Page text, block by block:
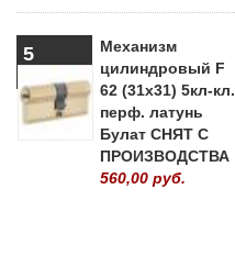
5
Механизм
цилиндровый F
62 (31х31) 5кл-кл.
перф. латунь
Булат СНЯТ С
ПРОИЗВОДСТВА
560,00 руб.